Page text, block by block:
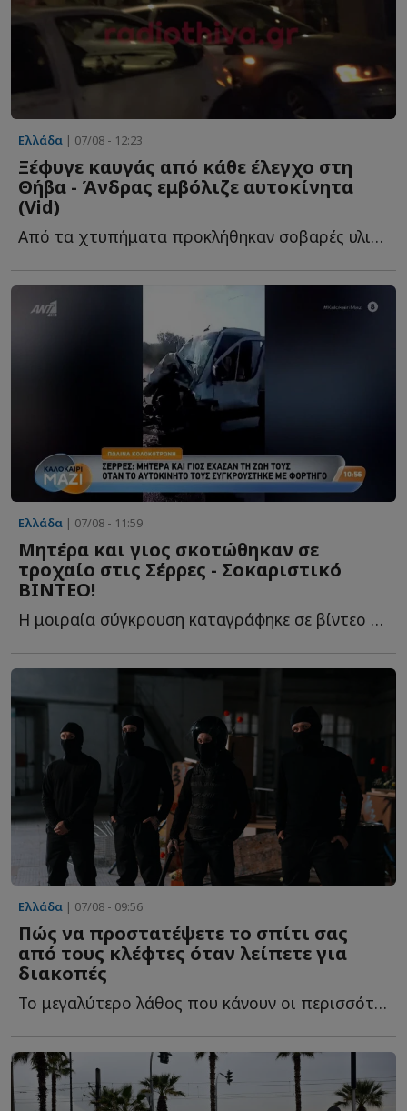
Ελλάδα | 07/08 - 12:23
Ξέφυγε καυγάς από κάθε έλεγχο στη
Θήβα - Άνδρας εμβόλιζε αυτοκίνητα
(Vid)
Από τα χτυπήματα προκλήθηκαν σοβαρές υλικές ζημιές σ...
Ελλάδα | 07/08 - 11:59
Mητέρα και γιος σκοτώθηκαν σε
τροχαίο στις Σέρρες - Σοκαριστικό
ΒΙΝΤΕΟ!
Η μοιραία σύγκρουση καταγράφηκε σε βίντεο με τις εικόνες ν...
Ελλάδα | 07/08 - 09:56
Πώς να προστατέψετε το σπίτι σας
από τους κλέφτες όταν λείπετε για
διακοπές
Το μεγαλύτερο λάθος που κάνουν οι περισσότεροι και τ...